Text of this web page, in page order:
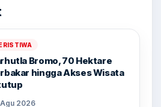
Bromo, 70 Hektare
hingga Akses Wisata
2026